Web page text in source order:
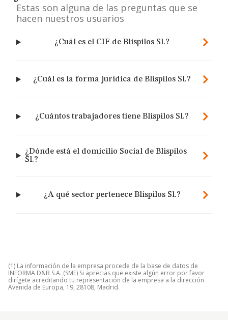
Estas son alguna de las preguntas que se
hacen nuestros usuarios
¿Cuál es el CIF de Blispilos Sl.?
¿Cuál es la forma jurídica de Blispilos Sl.?
¿Cuántos trabajadores tiene Blispilos Sl.?
¿Dónde está el domicilio Social de Blispilos
Sl.?
¿A qué sector pertenece Blispilos Sl.?
(1) La información de la empresa procede de la base de datos de
INFORMA D&B S.A. (SME) Si aprecias que existe algún error por favor
dirígete acreditando tu representación de la empresa a la dirección
Avenida de Europa, 19, 28108, Madrid.